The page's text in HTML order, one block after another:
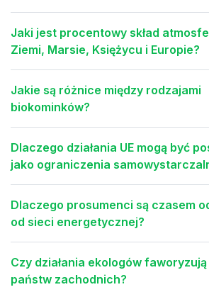
Jaki jest procentowy skład
Ziemi, Marsie, Księżycu i Europie?
Jakie są różnice między rodzajami
biokominków?
Dlaczego działania UE mogą być
jako ograniczenia
Dlaczego prosumenci są czasem
od sieci energetycznej?
Czy działania ekologów
państw zachodnich?